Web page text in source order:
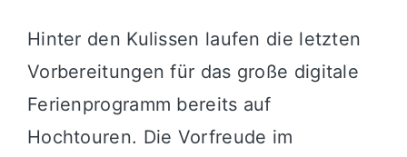
Hinter den Kulissen laufen die letzten
Vorbereitungen für das große digitale
Ferienprogramm bereits auf
Hochtouren. Die Vorfreude im